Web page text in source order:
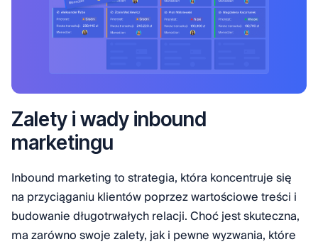
Zalety i wady inbound
marketingu
Inbound marketing to strategia, która koncentruje się
na przyciąganiu klientów poprzez wartościowe treści i
budowanie długotrwałych relacji. Choć jest skuteczna,
ma zarówno swoje zalety, jak i pewne wyzwania, które